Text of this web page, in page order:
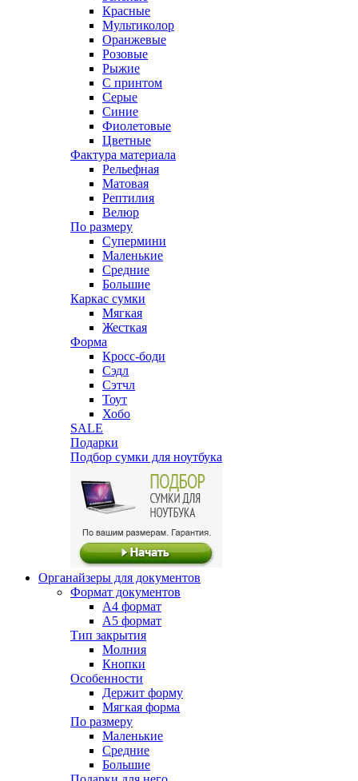
Красные
Мультиколор
Оранжевые
Розовые
Рыжие
С принтом
Серые
Синие
Фиолетовые
Цветные
Фактура материала
Рельефная
Матовая
Рептилия
Велюр
По размеру
Супермини
Маленькие
Средние
Большие
Каркас сумки
Мягкая
Жесткая
Форма
Кросс-боди
Сэдл
Сэтчл
Тоут
Хобо
SALE
Подарки
Подбор сумки для ноутбука
Органайзеры для документов
Формат документов
А4 формат
А5 формат
Тип закрытия
Молния
Кнопки
Особенности
Держит форму
Мягкая форма
По размеру
Маленькие
Средние
Большие